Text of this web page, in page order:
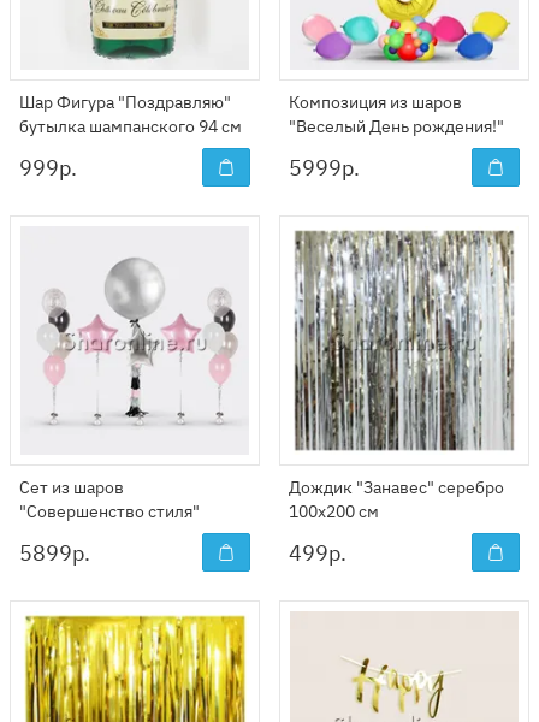
Шар Фигура "Поздравляю"
бутылка шампанского 94 см
999р.
Композиция из шаров
"Веселый День рождения!"
5999р.
Сет из шаров
"Совершенство стиля"
5899р.
Дождик "Занавес" серебро
100x200 см
499р.